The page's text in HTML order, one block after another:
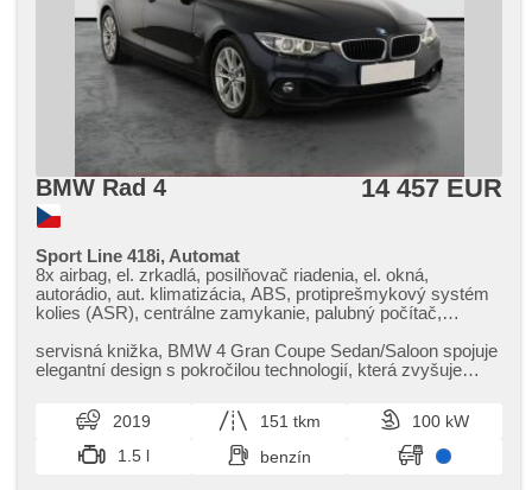
BMW Rad 4 14 457 EUR
Sport Line 418i, Automat
8x airbag, el. zrkadlá, posilňovač riadenia, el. okná,
autorádio, aut. klimatizácia, ABS, protiprešmykový systém
kolies (ASR), centrálne zamykanie, palubný počítač,
sedadlá, poťahy koža, senzor stieračov, štartovanie
tlačítkom, ťažné zariadenie, senzor tlaku v pneumatikách,
servisná knižka,​ BMW 4 Gran Coupe Sedan/Saloon spojuje
elegantní design s pokročilou technologií,​ která zvyšuje
2019 151 tkm
100 kW
1.5 l
benzín